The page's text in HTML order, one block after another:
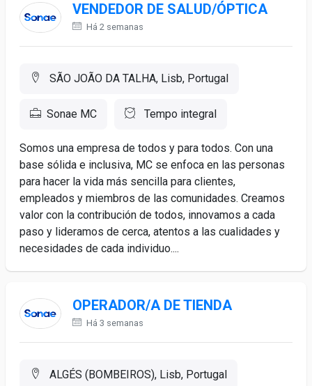
VENDEDOR DE SALUD/ÓPTICA
Há 2 semanas
SÃO JOÃO DA TALHA, Lisb, Portugal
Sonae MC Tempo integral
Somos una empresa de todos y para todos. Con una
base sólida e inclusiva, MC se enfoca en las personas
para hacer la vida más sencilla para clientes,
empleados y miembros de las comunidades. Creamos
valor con la contribución de todos, innovamos a cada
paso y lideramos de cerca, atentos a las cualidades y
necesidades de cada individuo....
OPERADOR/A DE TIENDA
Há 3 semanas
ALGÉS (BOMBEIROS), Lisb, Portugal